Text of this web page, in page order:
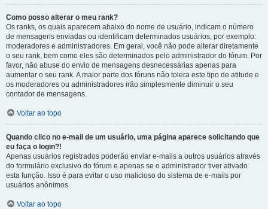
Como posso alterar o meu rank?
Os ranks, os quais aparecem abaixo do nome de usuário, indicam o número
de mensagens enviadas ou identificam determinados usuários, por exemplo:
moderadores e administradores. Em geral, você não pode alterar diretamente
o seu rank, bem como eles são determinados pelo administrador do fórum. Por
favor, não abuse do envio de mensagens desnecessárias apenas para
aumentar o seu rank. A maior parte dos fóruns não tolera este tipo de atitude e
os moderadores ou administradores irão simplesmente diminuir o seu
contador de mensagens.
Voltar ao topo
Quando clico no e-mail de um usuário, uma página aparece solicitando que
eu faça o login?!
Apenas usuários registrados poderão enviar e-mails a outros usuários através
do formulário exclusivo do fórum e apenas se o administrador tiver ativado
esta função. Isso é para evitar o uso malicioso do sistema de e-mails por
usuários anônimos.
Voltar ao topo